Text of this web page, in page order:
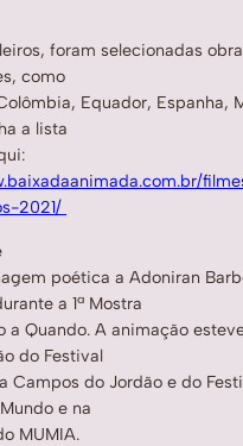
foram selecionadas
como
Equador, Espanha,
a lista
2021/
poética a Adoniran
a 1ª Mostra
a Quando. A animação
do Festival
Campos do Jordão e do
e na
MUMIA.